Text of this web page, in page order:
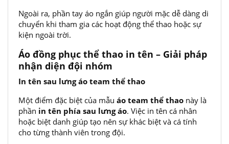
Ngoài ra, phần tay áo ngắn giúp người mặc dễ dàng di
chuyển khi tham gia các hoạt động thể thao hoặc sự
kiện ngoài trời.
Áo đồng phục thể thao in tên – Giải pháp
nhận diện đội nhóm
In tên sau lưng áo team thể thao
Một điểm đặc biệt của mẫu áo team thể thao này là
phần in tên phía sau lưng áo. Việc in tên cá nhân
hoặc biệt danh giúp tạo nên sự khác biệt và cá tính
cho từng thành viên trong đội.